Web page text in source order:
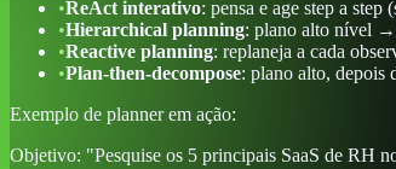
•ReAct interativo: pensa e age step a
•Hierarchical planning: plano alto nível
•Reactive planning: replaneja a cada
•Plan-then-decompose: plano alto, depois
Exemplo de planner em ação:
Objetivo: "Pesquise os 5 principais SaaS de RH